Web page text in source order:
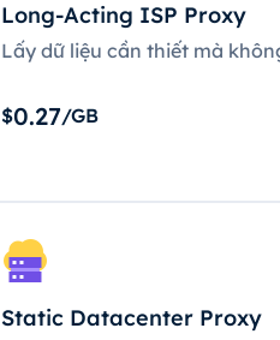
Long-Acting ISP Proxy
Lấy dữ liệu cần thiết mà
$0.27/GB
Static Datacenter Proxy